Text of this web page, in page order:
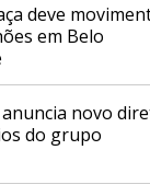
deve
em Belo
novo
do grupo